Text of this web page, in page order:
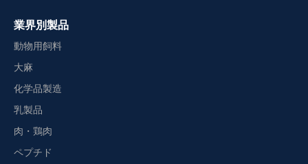
業界別製品
動物用飼料
大麻
化学品製造
乳製品
肉・鶏肉
ペプチド